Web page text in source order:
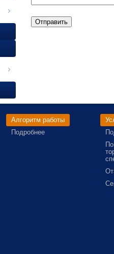
Алгоритм работы
Подробнее